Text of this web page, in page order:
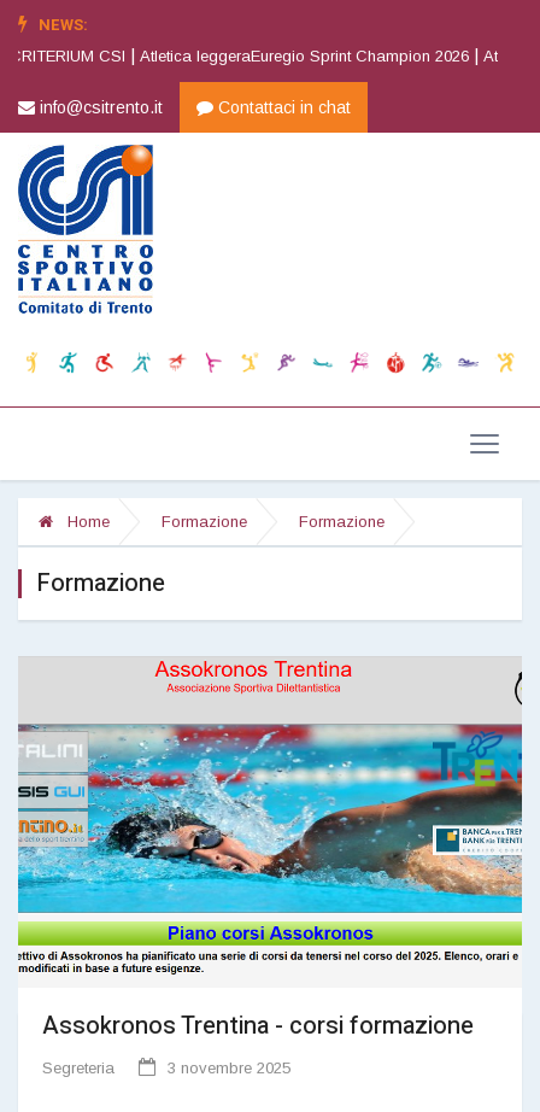
NEWS:
CSI |Atletica leggeraEuregio Sprint Champion 2026 |Atletica
info@csitrento.it Contattaci in chat
Home Formazione Formazione
Formazione
Assokronos Trentina - corsi formazione
Segreteria 3 novembre 2025